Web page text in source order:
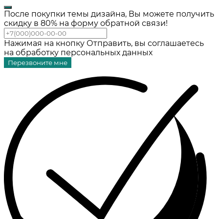
После покупки темы дизайна, Вы можете получить
скидку в 80% на форму обратной связи!
Нажимая на кнопку Отправить, вы соглашаетесь
на обработку персональных данных
Перезвоните мне